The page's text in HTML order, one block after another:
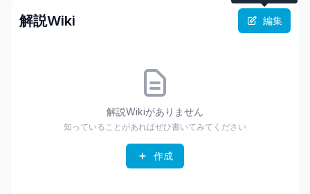
解説Wiki 編集
解説Wikiがありません
知っていることがあればぜひ書いてみてください
作成